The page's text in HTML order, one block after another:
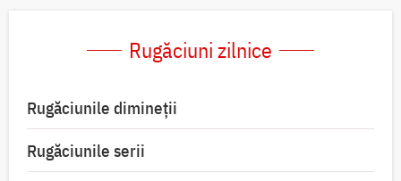
Rugăciuni zilnice
Rugăciunile dimineții
Rugăciunile serii